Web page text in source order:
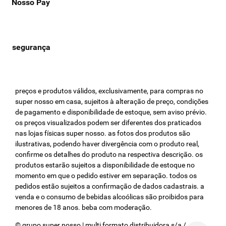
Nosso Pay
preços e produtos válidos, exclusivamente, para compras no
super nosso em casa, sujeitos à alteração de preço, condições
de pagamento e disponibilidade de estoque, sem aviso prévio.
os preços visualizados podem ser diferentes dos praticados
nas lojas físicas super nosso. as fotos dos produtos são
ilustrativas, podendo haver divergência com o produto real,
confirme os detalhes do produto na respectiva descrição. os
produtos estarão sujeitos a disponibilidade de estoque no
momento em que o pedido estiver em separação. todos os
pedidos estão sujeitos a confirmação de dados cadastrais. a
venda e o consumo de bebidas alcoólicas são proibidos para
menores de 18 anos. beba com moderação.